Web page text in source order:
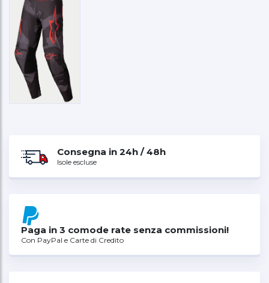
Consegna in 24h / 48h
Isole escluse
Paga in 3 comode rate senza commissioni!
Con PayPal e Carte di Credito